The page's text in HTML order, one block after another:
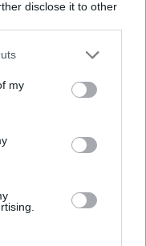
disclose it to other
one or more Google
You may click to
third-party tags to
in below Google
my
architettura e